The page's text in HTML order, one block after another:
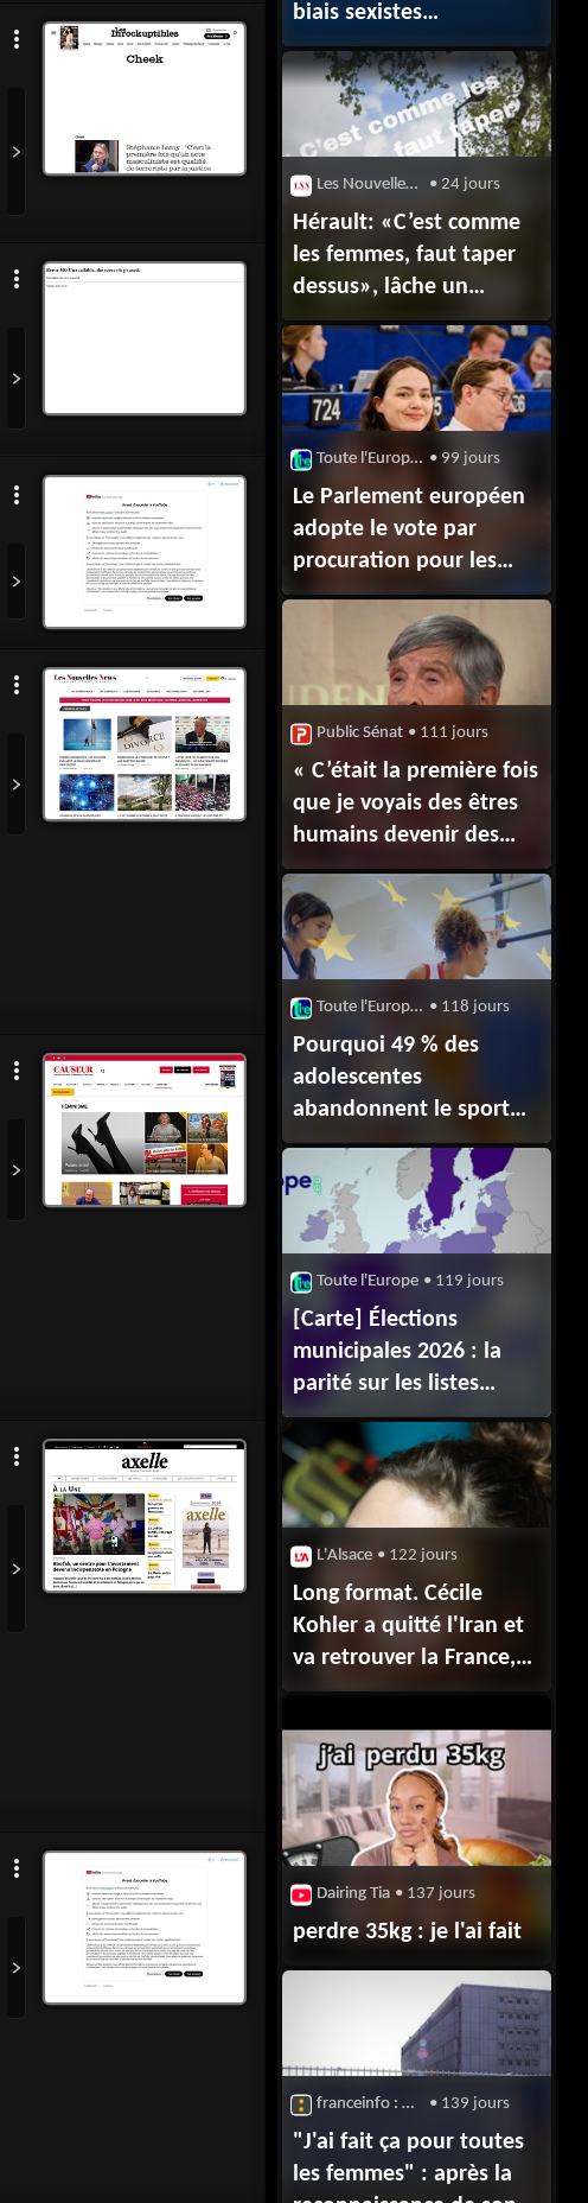
biais sexistes
se renforcent
Les Nouvelles News • 24 jours
Hérault: «C’est comme
les femmes, faut taper
dessus», lâche un
conseiller municipal face
à une urne qui refuse de
s’ouvrir @MarinFavre
Toute l'Europe : Droits des Femmes • 99 jours
Le Parlement européen
adopte le vote par
procuration pour les
députées pendant la
grossesse et après
la naissance
Public Sénat • 111 jours
« C’était la première fois
que je voyais des êtres
humains devenir des
bourreaux » Ginette
Kolinka, centenaire
survivante du
camp d’Auschwitz-
Birkenau.
Toute l'Europe : Droits des Femmes • 118 jours
Pourquoi 49 % des
adolescentes
abandonnent le sport
avant 15 ans en France,
et comment l'UE entend
inverser la tendance
Toute l'Europe • 119 jours
[Carte] Élections
municipales 2026 : la
parité sur les listes
est‑elle aussi obligatoire
chez nos voisins
européens ?
L'Alsace • 122 jours
Long format. Cécile
Kohler a quitté l'Iran et
va retrouver la France,
près de quatre ans après
Dairing Tia • 137 jours
perdre 35kg : je l'ai fait
franceinfo : Vie professionnelle • 139 jours
"J'ai fait ça pour toutes
les femmes" : après la